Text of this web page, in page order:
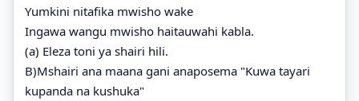
Yumkini nitafika mwisho wake
Ingawa wangu mwisho haitauwahi kabla.
(a) Eleza toni ya shairi hili.
B)Mshairi ana maana gani anaposema "Kuwa tayari
kupanda na kushuka"